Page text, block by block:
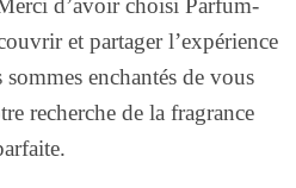
d’avoir choisi Parfum-
et partager l’expérience
enchantés de vous
recherche de la fragrance